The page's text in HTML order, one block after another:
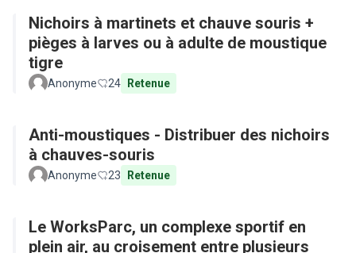
Nichoirs à martinets et chauve souris +
pièges à larves ou à adulte de moustique
tigre
Anonyme 24 Retenue
Anti-moustiques - Distribuer des nichoirs
à chauves-souris
Anonyme 23 Retenue
Le WorksParc, un complexe sportif en
plein air, au croisement entre plusieurs